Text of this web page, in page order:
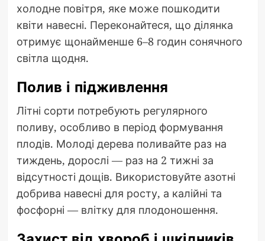
холодне повітря, яке може пошкодити
квіти навесні. Переконайтеся, що ділянка
отримує щонайменше 6–8 годин сонячного
світла щодня.
Полив і підживлення
Літні сорти потребують регулярного
поливу, особливо в період формування
плодів. Молоді дерева поливайте раз на
тиждень, дорослі — раз на 2 тижні за
відсутності дощів. Використовуйте азотні
добрива навесні для росту, а калійні та
фосфорні — влітку для плодоношення.